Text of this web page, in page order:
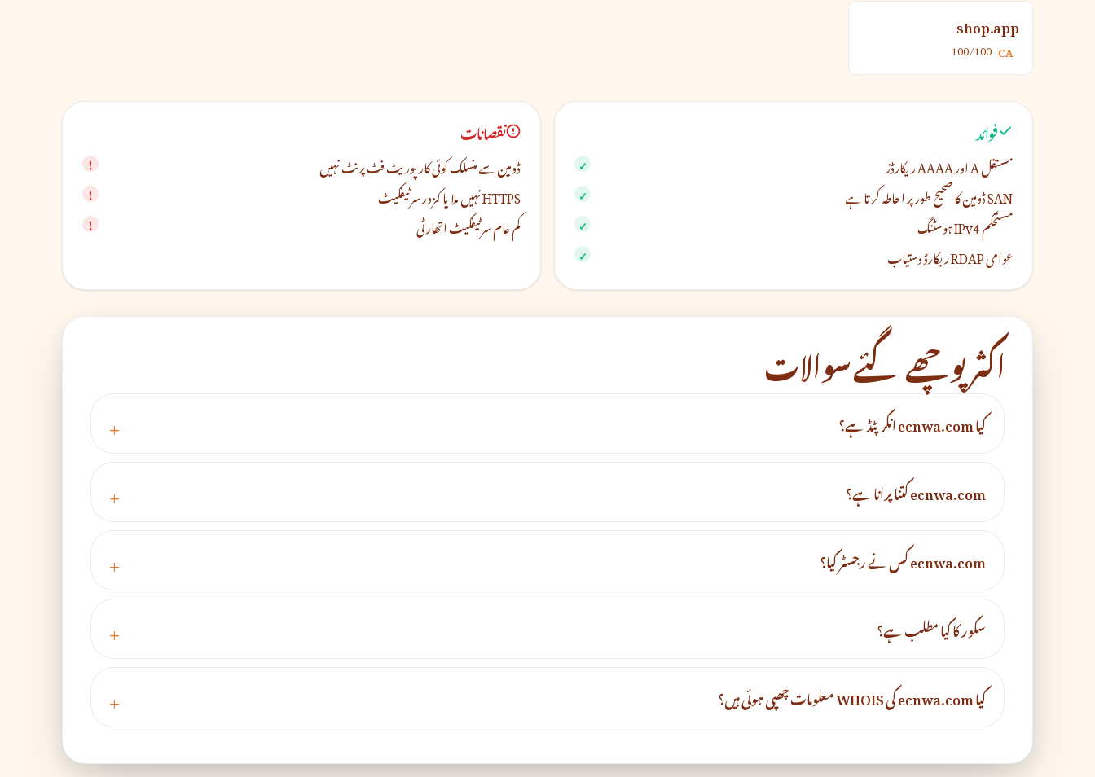
shop.app
CA
100/100
فوائد
مستقل A اور AAAA ریکارڈز
SAN ڈومین کا صحیح طور پر احاطہ کرتا ہے
مستحکم IPv4 ہوسٹنگ
عوامی RDAP ریکارڈ دستیاب
نقصانات
ڈومین سے منسلک کوئی کارپوریٹ فٹ پرنٹ نہیں
HTTPS نہیں ملا یا کمزور سرٹیفکیٹ
کم عام سرٹیفکیٹ اتھارٹی
اکثر پوچھے گئے سوالات
کیا ecnwa.com انکرپٹڈ ہے؟
ecnwa.com کتنا پرانا ہے؟
ecnwa.com کس نے رجسٹر کیا؟
سکور کا کیا مطلب ہے؟
کیا ecnwa.com کی WHOIS معلومات چھپی ہوئی ہیں؟